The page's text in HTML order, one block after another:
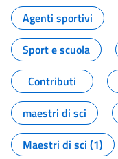
Agenti sportivi
Sport e scuola
Contributi
maestri di sci
Maestri di sci (1)